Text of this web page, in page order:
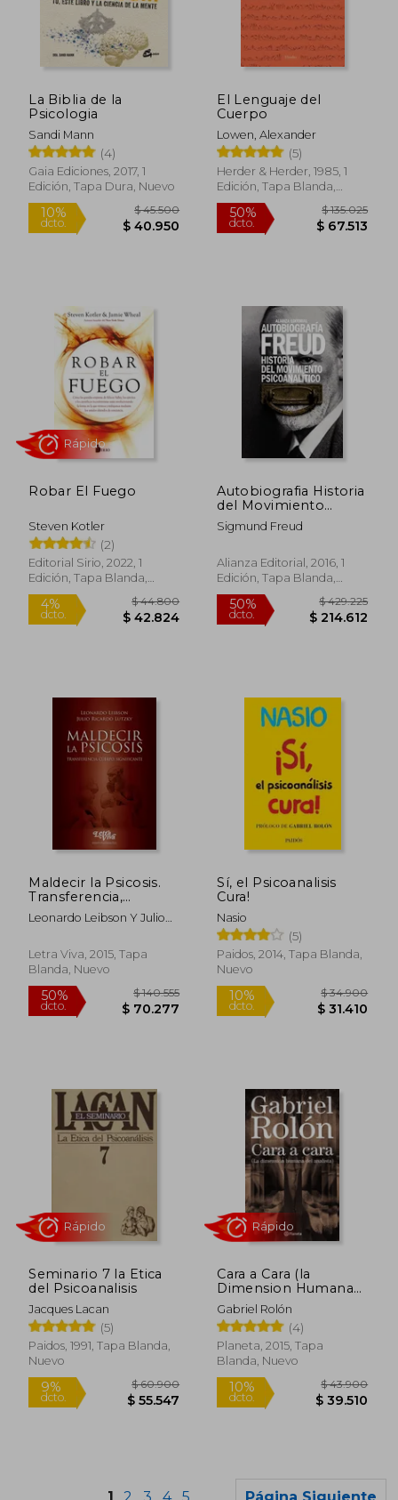
50%
dcto.
$ 106.821
$ 53.411
10%
dcto.
Rápido
50%
La Biblia de la
Psicologia
Sandi Mann
(4)
Gaia Ediciones, 2017, 1
Edición, Tapa Dura, Nuevo
10%
dcto. $ 40.950
El Lenguaje del
Cuerpo
Lowen, Alexander
(5)
Herder & Herder, 1985, 1
Edición, Tapa Blanda,
Nuevo
50%
dcto.
Robar El Fuego
Steven Kotler
(2)
Editorial Sirio, 2022, 1
Edición, Tapa Blanda,
Nuevo
Autobiografia Historia
del Movimiento
Psicoanalitico
Sigmund Freud
Alianza Editorial, 2016, 1
Edición, Tapa Blanda,
Usado
Maldecir la Psicosis.
Transferencia,
Cuerpo, Significante
Leonardo Leibson Y Julio
Letra Viva, 2015, Tapa
Blanda, Nuevo
Sí, el Psicoanalisis
Cura!
Nasio
(5)
Paidos, 2014, Tapa Blanda,
Nuevo
Seminario 7 la Etica
del Psicoanalisis
Jacques Lacan
(5)
Paidos, 1991, Tapa Blanda,
Nuevo
Cara a Cara (la
Dimension Humana
del Analista)
Gabriel Rolón
(4)
Planeta, 2015, Tapa
Blanda, Nuevo
1 2 3 4 5 Página Siguiente